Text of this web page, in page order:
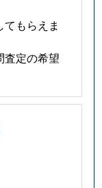
もらえま
査定の希望